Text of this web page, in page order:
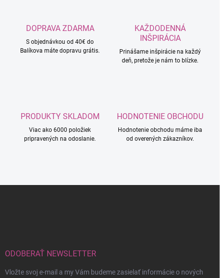
DOPRAVA ZDARMA
S objednávkou od 40€ do
Balíkova máte dopravu grátis.
KAŽDODENNÁ
INŠPIRÁCIA
Prinášame inšpirácie na každý
deň, pretože je nám to blízke.
PRODUKTY SKLADOM
Viac ako 6000 položiek
pripravených na odoslanie.
HODNOTENIE OBCHODU
Hodnotenie obchodu máme iba
od overených zákazníkov.
ODOBERAŤ NEWSLETTER
Vložte svoj e-mail a my Vám budeme zasielať informácie o nových